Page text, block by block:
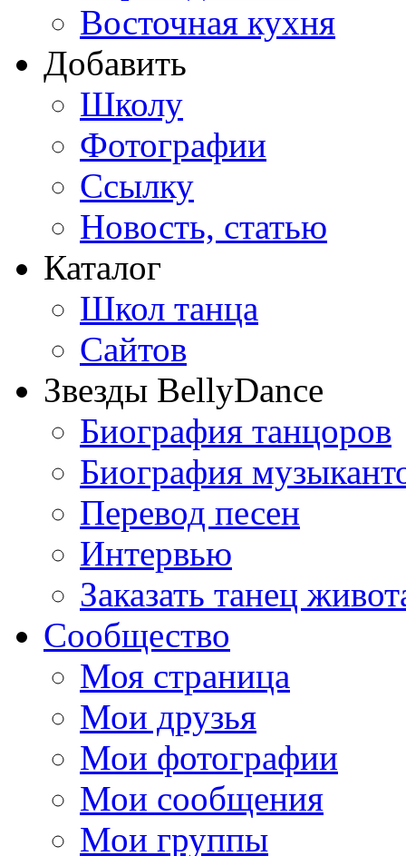
Восточная кухня
Добавить
Школу
Фотографии
Ссылку
Новость, статью
Каталог
Школ танца
Сайтов
Звезды BellyDance
Биография танцоров
Биография
Перевод песен
Интервью
Заказать танец
Сообщество
Моя страница
Мои друзья
Мои фотографии
Мои сообщения
Мои группы